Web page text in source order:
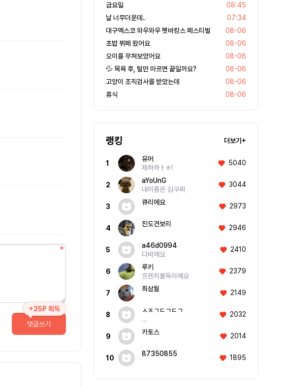
+25P 획득
댓글쓰기
금요일
08:45
날 너무더운데..
07:34
대구엑스코 와우와우 펫바캉스 페스티벌
08-06
초밥 뷔페 왔어요
08-06
오이를 무쳐보았어요
08-06
💦 목욕 후, 털만 마르면 끝일까요?
08-06
고양이 조직검사를 받았는데
08-06
휴식
08-06
랭킹 더보기+
1
유머
제하하ㅏㅎ!
5040
2
aYoUnG
내이름은 김구찌
3044
3
큐리에요 2973
4
진도견보리 2946
5
a46d0994
다비에요
2410
6
루키
프렌치불독이예요
2379
7
최삼월 2149
8
ㅅㅈㄱㄷㄱㄷㄱ
...
2032
9
카토스 2014
10
87350855 1895